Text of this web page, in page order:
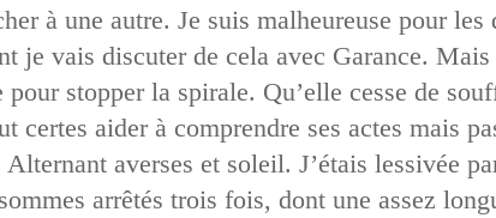
à une autre. Je suis malheureuse pour
je vais discuter de cela avec Garance.
pour stopper la spirale. Qu’elle cesse de
certes aider à comprendre ses actes mais
Alternant averses et soleil. J’étais lessivée
arrêtés trois fois, dont une assez